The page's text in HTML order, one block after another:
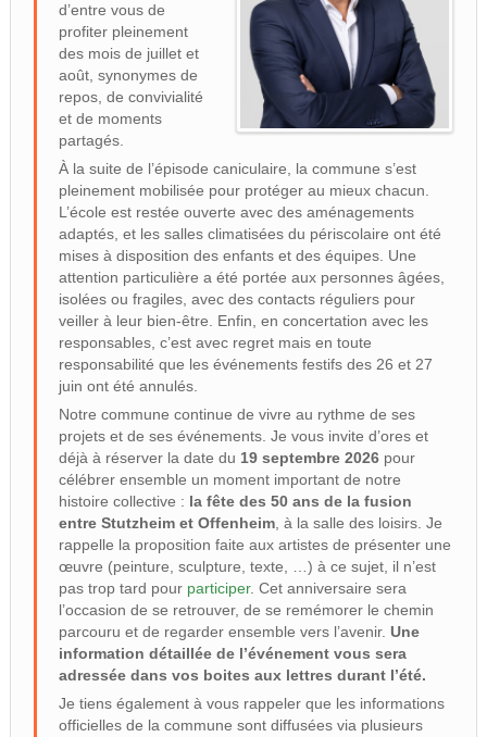
d’entre vous de
profiter pleinement
des mois de juillet et
août, synonymes de
repos, de convivialité
et de moments
partagés.
À la suite de l’épisode caniculaire, la commune s’est
pleinement mobilisée pour protéger au mieux chacun.
L’école est restée ouverte avec des aménagements
adaptés, et les salles climatisées du périscolaire ont été
mises à disposition des enfants et des équipes. Une
attention particulière a été portée aux personnes âgées,
isolées ou fragiles, avec des contacts réguliers pour
veiller à leur bien-être. Enfin, en concertation avec les
responsables, c’est avec regret mais en toute
responsabilité que les événements festifs des 26 et 27
juin ont été annulés.
Notre commune continue de vivre au rythme de ses
projets et de ses événements. Je vous invite d’ores et
déjà à réserver la date du 19 septembre 2026pour
célébrer ensemble un moment important de notre
histoire collective : la fête des 50 ans de la fusion
entre Stutzheim et Offenheim, à la salle des loisirs. Je
rappelle la proposition faite aux artistes de présenter une
œuvre (peinture, sculpture, texte, …) à ce sujet, il n’est
pas trop tard pour participer. Cet anniversaire sera
l’occasion de se retrouver, de se remémorer le chemin
parcouru et de regarder ensemble vers l’avenir. Une
information détaillée de l’événement vous sera
adressée dans vos boites aux lettres durant l’été.
Je tiens également à vous rappeler que les informations
officielles de la commune sont diffusées via plusieurs